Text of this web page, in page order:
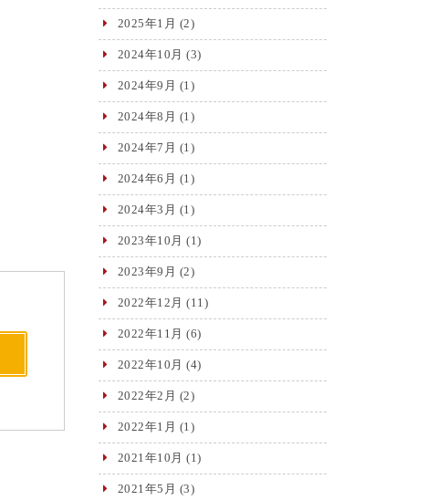
2025年1月 (2)
2024年10月 (3)
2024年9月 (1)
2024年8月 (1)
2024年7月 (1)
2024年6月 (1)
2024年3月 (1)
2023年10月 (1)
2023年9月 (2)
2022年12月 (11)
2022年11月 (6)
2022年10月 (4)
2022年2月 (2)
2022年1月 (1)
2021年10月 (1)
2021年5月 (3)